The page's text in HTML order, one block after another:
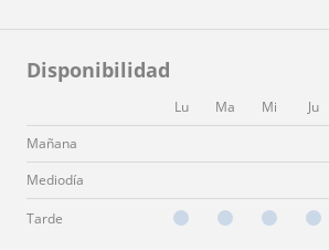
Disponibilidad
Lu Ma Mi Ju
Mañana
Mediodía
Tarde